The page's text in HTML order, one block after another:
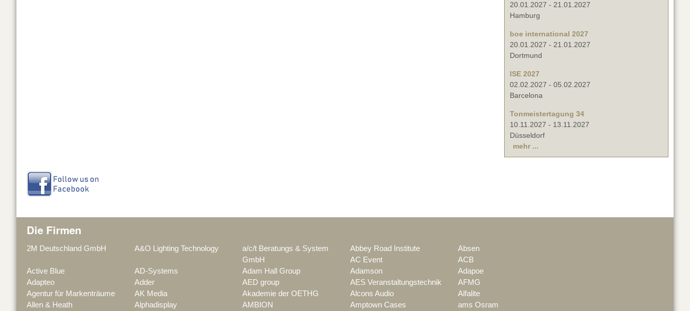
20.01.2027 - 21.01.2027
Hamburg
boe international 2027
20.01.2027 - 21.01.2027
Dortmund
ISE 2027
02.02.2027 - 05.02.2027
Barcelona
Tonmeistertagung 34
10.11.2027 - 13.11.2027
Düsseldorf
mehr ...
Die Firmen
2M Deutschland GmbH A&O Lighting Technology
a/c/t Beratungs & System
GmbH
Abbey Road Institute
Absen
AC Event
ACB
Active Blue
AD-Systems Adam Hall Group Adamson
Adapoe
Adapteo
Adder AED group AES Veranstaltungstechnik
AFMG
Agentur für Markenträume
AK Media Akademie der OETHG Alcons Audio
Alfalite
Allen & Heath
Alphadisplay AMBION Amptown Cases
ams Osram